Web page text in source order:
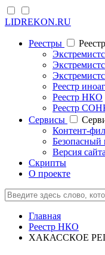
LIDREKON.RU
Реестры
Реестр
Реестр НКО
Реестр
Cервисы
Контент-
Безопасный
Версия
Скрипты
О проекте
Главная
Реестр НКО
ХАКАССКОЕ